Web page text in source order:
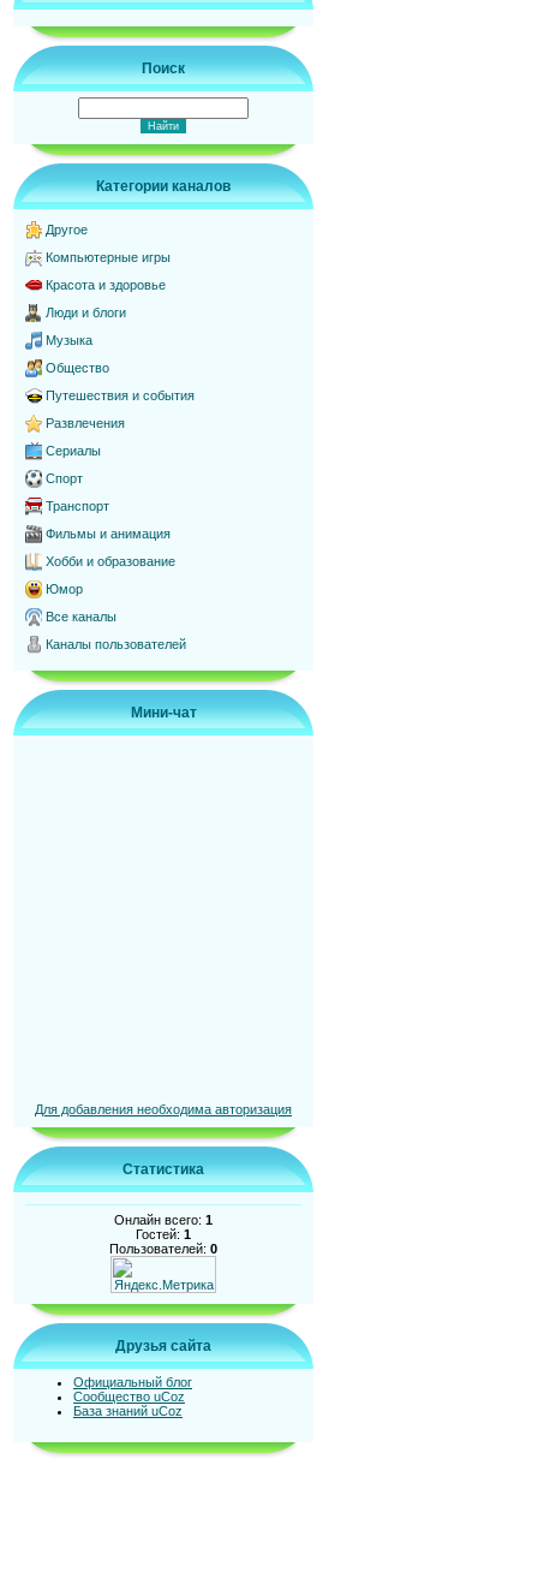
Поиск
Категории каналов
Другое
Компьютерные игры
Красота и здоровье
Люди и блоги
Музыка
Общество
Путешествия и события
Развлечения
Сериалы
Спорт
Транспорт
Фильмы и анимация
Хобби и образование
Юмор
Все каналы
Каналы пользователей
Мини-чат
Для добавления необходима авторизация
Статистика
Онлайн всего: 1
Гостей: 1
Пользователей: 0
Друзья сайта
Официальный блог
Сообщество uCoz
База знаний uCoz